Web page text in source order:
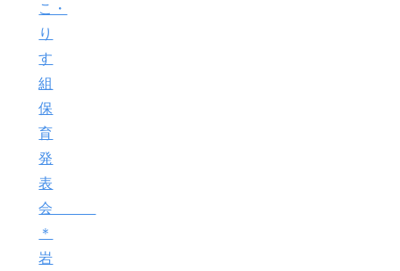
こ・
り
す
組
保
育
発
表
会
＊
岩